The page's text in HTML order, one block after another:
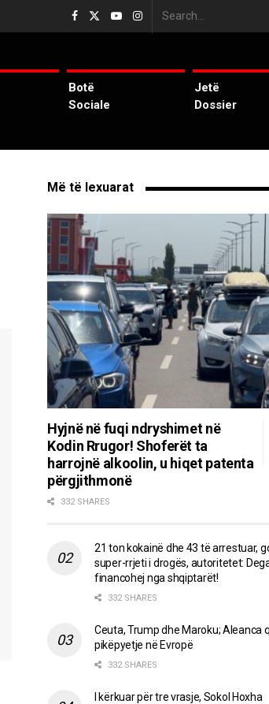
Botë
Sociale
Jetë
Dossier
Më të lexuarat
Hyjnë në fuqi ndryshimet në
Kodin Rrugor! Shoferët ta
harrojnë alkoolin, u hiqet patenta
përgjithmonë
332 SHARES
21 ton kokainë dhe 43 të arrestuar,
super-rrjeti i drogës, autoritetet:
financohej nga shqiptarët!
332 SHARES
Ceuta, Trump dhe Maroku; Aleanca
pikëpyetje në Evropë
332 SHARES
I kërkuar për tre vrasje, Sokol Hoxha